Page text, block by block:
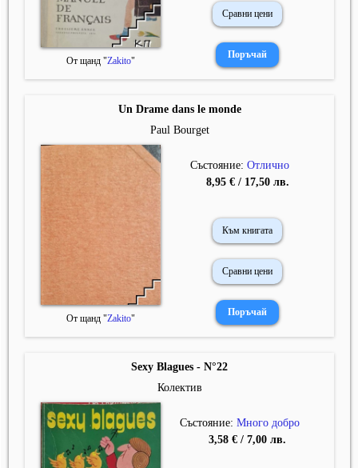
От щанд "Zakito"
Сравни цени
Un Drame dans le monde
Paul Bourget
От щанд "Zakito"
Състояние: Отлично
8,95 € / 17,50 лв.
Към книгата
Сравни цени
Sexy Blagues - N°22
Колектив
Състояние: Много добро
3,58 € / 7,00 лв.